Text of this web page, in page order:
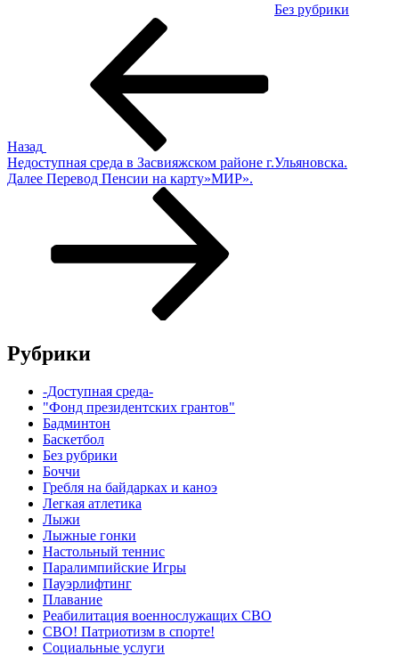
Без рубрики
Назад
Недоступная среда в Засвияжском районе г.Ульяновска.
Следующая
Далее Перевод Пенсии на карту»МИР».
Рубрики
-Доступная среда-
"Фонд президентских грантов"
Бадминтон
Баскетбол
Без рубрики
Боччи
Гребля на байдарках и каноэ
Легкая атлетика
Лыжи
Лыжные гонки
Настольный теннис
Паралимпийские Игры
Пауэрлифтинг
Плавание
Реабилитация военнослужащих СВО
СВО! Патриотизм в спорте!
Социальные услуги